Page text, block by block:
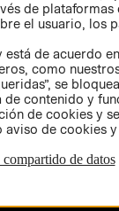
de plataformas
el usuario, los
está de acuerdo
como
se
contenido y
de cookies y
aviso de cookies
de datos